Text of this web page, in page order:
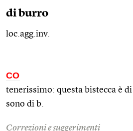
di burro
loc.agg.inv.
CO
tenerissimo: questa bistecca è
sono di b.
Correzioni e suggerimenti